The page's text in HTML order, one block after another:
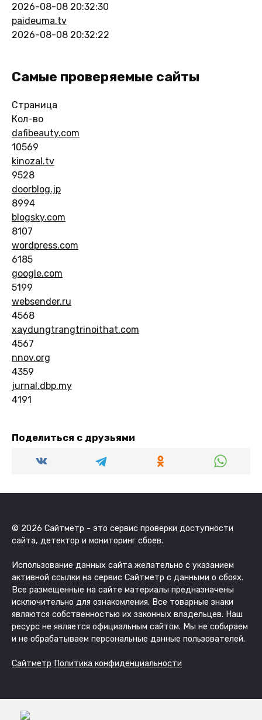
2026-08-08 20:32:30
paideuma.tv
2026-08-08 20:32:22
Самые проверяемые сайты
Страница
Кол-во
dafibeauty.com
10569
kinozal.tv
9528
doorblog.jp
8994
blogsky.com
8107
wordpress.com
6185
google.com
5199
websender.ru
4568
xaydungtrangtrinoithat.com
4567
nnov.org
4359
jurnal.dbp.my
4191
Поделиться с друзьями
© 2026 Сайтметр - это сервис проверки доступности
сайта, детектор и мониторинг сбоев.
Использование данных сайта желательно с указанием
активной ссылки на сервис Сайтметр с данными о сбоях.
Все размещенные на сайте материалы предназначены
исключительно для ознакомления. Все товарные знаки
являются собственностью их законных владельцев. Наш
ресурс не является официальным сайтом. Мы не собираем
и не обрабатываем персональные данные пользователей.
Сайтметр Политика конфиденциальности